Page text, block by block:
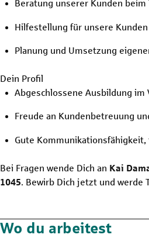
Beratung unserer Kunden beim
Hilfestellung für unsere Kunden
Planung und Umsetzung
Dein Profil
Abgeschlossene Ausbildung im
Freude an Kundenbetreuung
Gute
Bei Fragen wende Dich an Kai
1045. Bewirb Dich jetzt und werde
Wo du arbeitest